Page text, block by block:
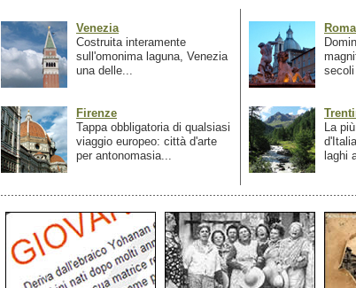
Venezia
Costruita interamente
sull'omonima laguna, Venezia
una delle...
Firenze
Tappa obbligatoria di qualsiasi
viaggio europeo: città d'arte
per antonomasia...
Roma
La
laghi